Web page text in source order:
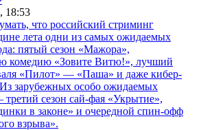
18:53
что российский стриминг
лета одни из самых ожидаемых
пятый сезон «Мажора»,
комедию «Зовите Витю!», лучший
«Пилот» — «Паша» и даже кибер-
зарубежных особо ожидаемых
третий сезон сай-фая «Укрытие»,
в законе» и очередной спин-офф
взрыва».